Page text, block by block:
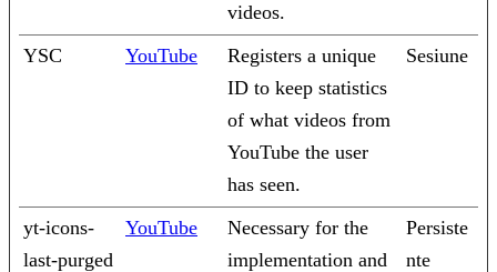
videos.
YSC YouTube
Registers a unique
ID to keep statistics
of what videos from
YouTube the user
has seen.
Sesiune
yt-icons-
last-purged
YouTube
Necessary for the
implementation and
Persiste
nte